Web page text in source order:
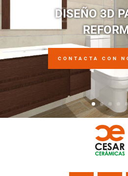
DISEÑO 3D
CONTACTA CON